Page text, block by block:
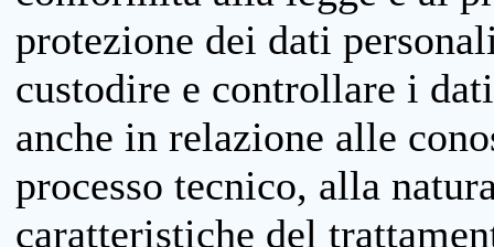
protezione dei dati
custodire e controllare i
anche in relazione alle
processo tecnico, alla
caratteristiche del